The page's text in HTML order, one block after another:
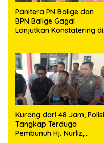
Panitera PN Balige dan
BPN Balige Gagal
Lanjutkan Konstatering di
Kurang dari 48 Jam, Polisi
Tangkap Terduga
Pembunuh Hj. Nurliz,